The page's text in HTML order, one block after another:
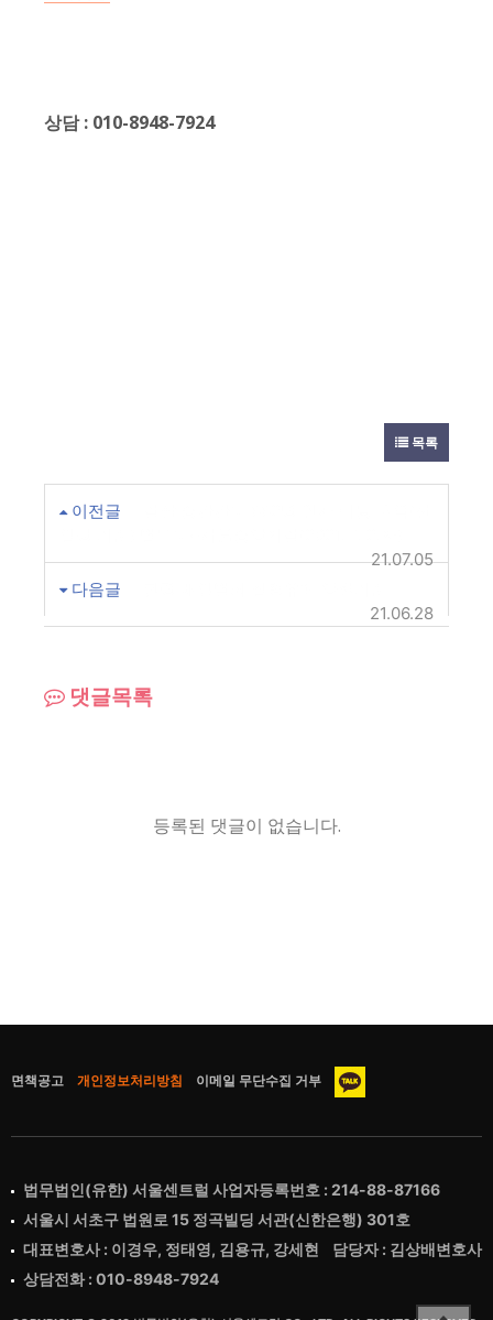
상담 : 010-8948-7924
목록
이전글
21.07.05
다음글
21.06.28
댓글목록
등록된 댓글이 없습니다.
면책공고 개인정보처리방침 이메일 무단수집 거부
법무법인(유한) 서울센트럴 사업자등록번호 : 214-88-87166
서울시 서초구 법원로 15 정곡빌딩 서관(신한은행) 301호
대표변호사 : 이경우, 정태영, 김용규, 강세현 담당자 : 김상배변호사
상담전화 : 010-8948-7924